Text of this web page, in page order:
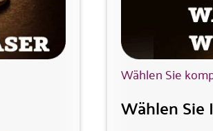
Wählen Sie
Wählen Sie